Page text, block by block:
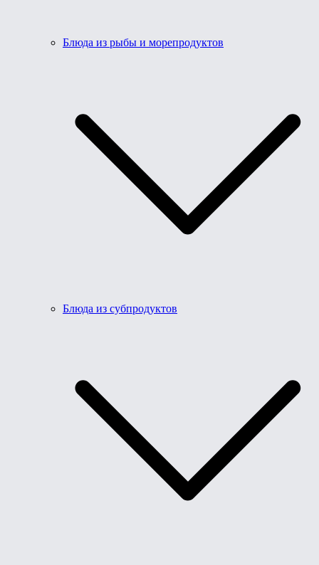
Блюда из рыбы и морепродуктов
Блюда из субпродуктов